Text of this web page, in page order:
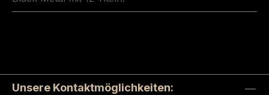
Unsere Kontaktmöglichkeiten: